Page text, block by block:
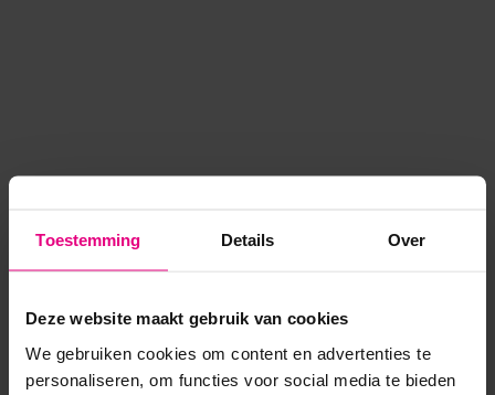
Toestemming Details Over
Deze website maakt gebruik van cookies
We gebruiken cookies om content en advertenties te
personaliseren, om functies voor social media te bieden